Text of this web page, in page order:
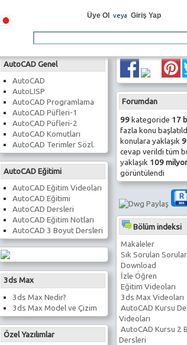
Üye Ol veya Giriş Yap
Forumdan
99kategoride 17
fazla konu
konulara yaklaşık
cevap verildi tüm
yaklaşık 109
görüntülendi
Bölüm indeksi
Makaleler
Sık Sorulan Sorular
Download
İzle Öğren
Eğitim Videoları
3ds Max Videoları
AutoCAD Kursu
Videoları
AutoCAD Kursu 2
Dersleri
AutoCAD Genel
AutoCAD
AutoLISP
AutoCAD Programlama
AutoCAD Püfleri-1
AutoCAD Püfleri-2
AutoCAD Komutları
AutoCAD Terimler Sözl.
AutoCAD Eğitimi
AutoCAD Eğitim Videoları
AutoCAD Eğitimi
AutoCAD Dersleri
AutoCAD Eğitim Notları
AutoCAD 3 Boyut Dersleri
3ds Max
3ds Max Nedir?
3ds Max Model ve Çizim
Özel Yazılımlar